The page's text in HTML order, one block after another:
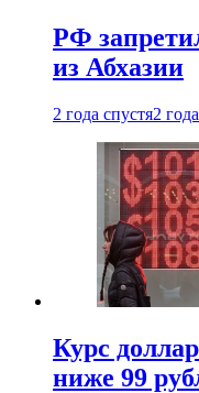
РФ
из Абхазии
2 года спустя2
Курс
ниже 99